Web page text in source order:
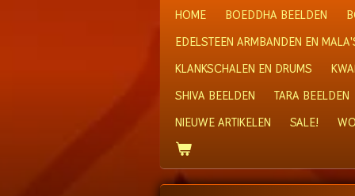
HOME BOEDDHA BEELDEN
EDELSTEEN ARMBANDEN EN
KLANKSCHALEN EN DRUMS
SHIVA BEELDEN
TARA BEELDEN
NIEUWE ARTIKELEN
SALE!